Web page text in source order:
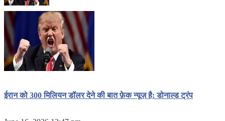
ईरान को 300 मिलियन डॉलर देने की बात फ़ेक न्यूज़ है: डोनाल्ड ट्रंप